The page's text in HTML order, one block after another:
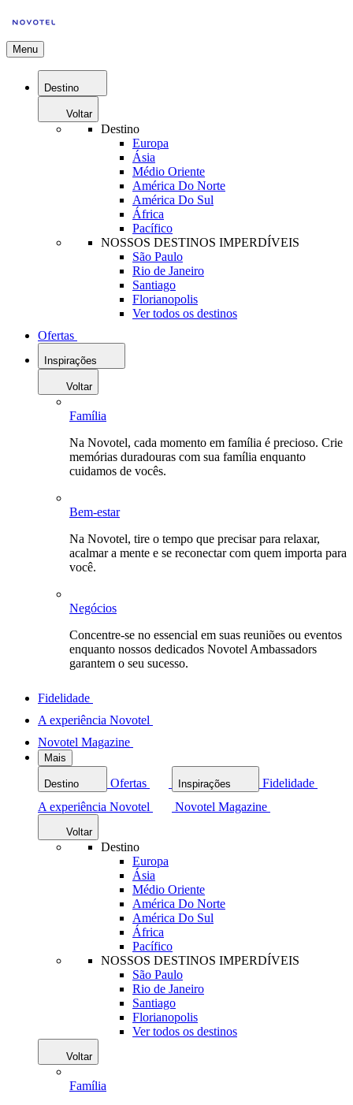
Menu
Destino
Voltar
Destino
Europa
Ásia
Médio Oriente
América Do Norte
América Do Sul
África
Pacífico
NOSSOS DESTINOS IMPERDÍVEIS
São Paulo
Rio de Janeiro
Santiago
Florianopolis
Ver todos os destinos
Ofertas
Inspirações
Voltar
Família
Na Novotel, cada momento em família é precioso. Crie
memórias duradouras com sua família enquanto
cuidamos de vocês.
Bem-estar
Na Novotel, tire o tempo que precisar para relaxar,
acalmar a mente e se reconectar com quem importa para
você.
Negócios
Concentre-se no essencial em suas reuniões ou eventos
enquanto nossos dedicados Novotel Ambassadors
garantem o seu sucesso.
Fidelidade
A experiência Novotel
Novotel Magazine
Mais
Destino Ofertas Inspirações
Fidelidade
A experiência Novotel
Novotel Magazine
Voltar
Destino
Europa
Ásia
Médio Oriente
América Do Norte
América Do Sul
África
Pacífico
NOSSOS DESTINOS IMPERDÍVEIS
São Paulo
Rio de Janeiro
Santiago
Florianopolis
Ver todos os destinos
Voltar
Família